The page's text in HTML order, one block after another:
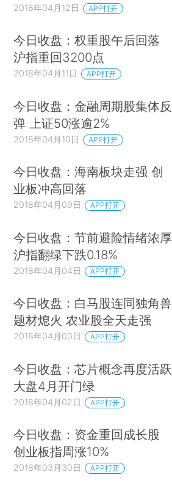
2018年04月12日 APP打开
今日收盘：权重股午后回落
沪指重回3200点
2018年04月11日 APP打开
今日收盘：金融周期股集体反
弹 上证50涨逾2%
2018年04月10日 APP打开
今日收盘：海南板块走强 创
业板冲高回落
2018年04月09日 APP打开
今日收盘：节前避险情绪浓厚
沪指翻绿下跌0.18%
2018年04月04日 APP打开
今日收盘：白马股连同独角兽
题材熄火 农业股全天走强
2018年04月03日 APP打开
今日收盘：芯片概念再度活跃
大盘4月开门绿
2018年04月02日 APP打开
今日收盘：资金重回成长股
创业板指周涨10%
2018年03月30日 APP打开